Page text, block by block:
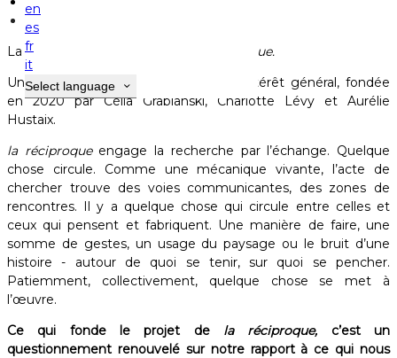
en
es
fr
it
Select language
LaMaison Gamboia
la réciproque.
Une association loi 1901 reconnue d'intérêt général, fondée
en 2020 par Célia Grabianski, Charlotte Lévy et Aurélie
Hustaix.
la réciproqueengage la recherche par l’échange. Quelque
chose circule. Comme une mécanique vivante, l’acte de
chercher trouve des voies communicantes, des zones de
rencontres. Il y a quelque chose qui circule entre celles et
ceux qui pensent et fabriquent. Une manière de faire, une
somme de gestes, un usage du paysage ou le bruit d’une
histoire - autour de quoi se tenir, sur quoi se pencher.
Patiemment, collectivement, quelque chose se met à
l’œuvre.
Ce qui fonde le projet de la réciproque, c’est un
questionnement renouvelé sur notre rapport à ce qui nous